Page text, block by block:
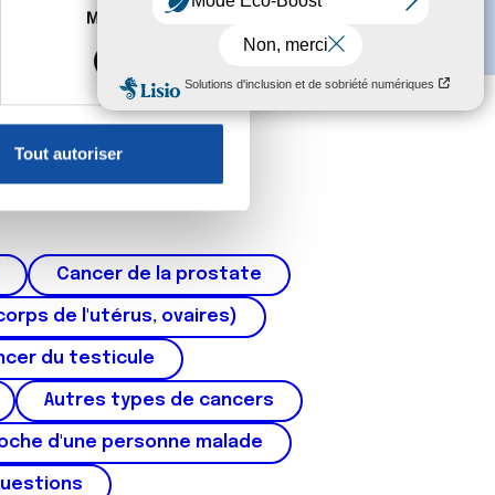
à plusieurs mètres près
reportez-vous à lasection «
sur les cookies.
Marketing
Tout autoriser
Cancer de la prostate
de l'utérus, ovaires)
du testicule
Autres types de cancers
d'une personne malade